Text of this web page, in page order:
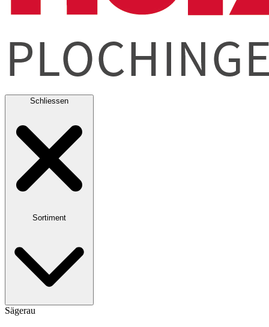
Schliessen
Sortiment
Sägerau